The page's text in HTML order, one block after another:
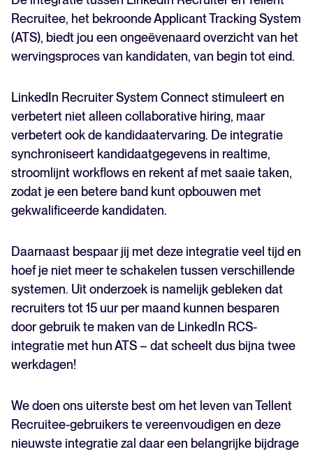
Recruitee, het bekroonde Applicant Tracking System
(ATS), biedt jou een ongeëvenaard overzicht van het
wervingsproces van kandidaten, van begin tot eind.
LinkedIn Recruiter System Connect stimuleert en
verbetert niet alleen collaborative hiring, maar
verbetert ook de kandidaatervaring. De integratie
synchroniseert kandidaatgegevens in realtime,
stroomlijnt workflows en rekent af met saaie taken,
zodat je een betere band kunt opbouwen met
gekwalificeerde kandidaten.
Daarnaast bespaar jij met deze integratie veel tijd en
hoef je niet meer te schakelen tussen verschillende
systemen. Uit onderzoek is namelijk gebleken dat
recruiters tot 15 uur per maand kunnen besparen
door gebruik te maken van de LinkedIn RCS-
integratie met hun ATS – dat scheelt dus bijna twee
werkdagen!
We doen ons uiterste best om het leven van Tellent
Recruitee-gebruikers te vereenvoudigen en deze
nieuwste integratie zal daar een belangrijke bijdrage